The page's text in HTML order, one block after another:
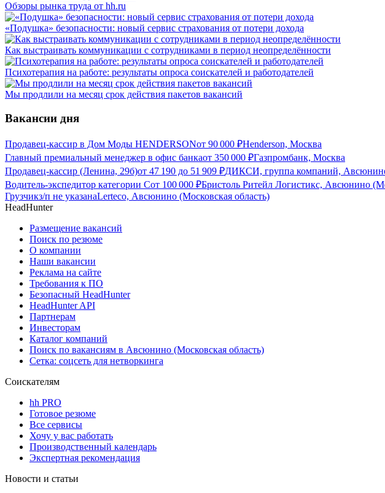
Обзоры рынка труда от hh.ru
«Подушка» безопасности: новый сервис страхования от потери дохода
Как выстраивать коммуникации с сотрудниками в период неопределённости
Психотерапия на работе: результаты опроса соискателей и работодателей
Мы продлили на месяц срок действия пакетов вакансий
Вакансии дня
Продавец-кассир в Дом Моды HENDERSONот 90 000 ₽Henderson, Москва
Главный премиальный менеджер в офис банкаот 350 000 ₽Газпромбанк, Москва
Продавец-кассир (Ленина, 29б)от 47 190 до 51 909 ₽ДИКСИ, группа компаний, Авсюнино
Водитель-экспедитор категории Сот 100 000 ₽Бристоль Ритейл Логистикс, Авсюнино
Грузчикз/п не указанаLerteco, Авсюнино (Московская область)
HeadHunter
Размещение вакансий
Поиск по резюме
О компании
Наши вакансии
Реклама на сайте
Требования к ПО
Безопасный HeadHunter
HeadHunter API
Партнерам
Инвесторам
Каталог компаний
Поиск по вакансиям в Авсюнино (Московская область)
Сетка: соцсеть для нетворкинга
Соискателям
hh PRO
Готовое резюме
Все сервисы
Хочу у вас работать
Производственный календарь
Экспертная рекомендация
Новости и статьи